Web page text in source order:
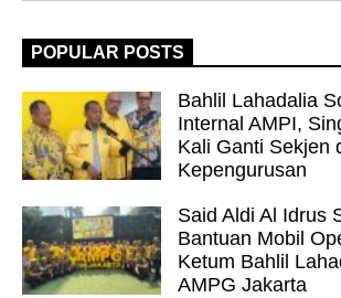
POPULAR POSTS
Bahlil Lahadalia
Internal AMPI,
Kali Ganti Sekjen
Kepengurusan
Said Aldi Al Idrus
Bantuan Mobil
Ketum Bahlil
AMPG Jakarta